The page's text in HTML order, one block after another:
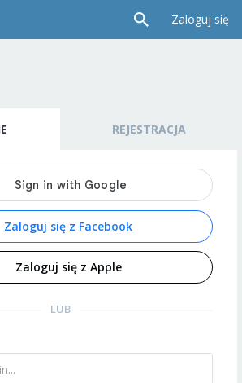
Zaloguj się
REJESTRACJA
Zaloguj się z Facebook
Zaloguj się z Apple
LUB